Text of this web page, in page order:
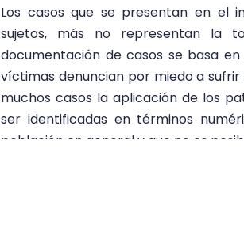
Los casos que se presentan en el
sujetos, más no representan la
documentación de casos se basa
víctimas denuncian por miedo a
muchos casos la aplicación de los
ser identificadas en términos
población en general y que no es